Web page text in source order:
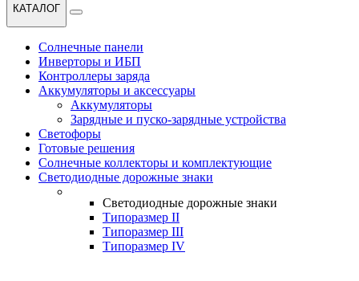
КАТАЛОГ
Солнечные панели
Инверторы и ИБП
Контроллеры заряда
Аккумуляторы и аксессуары
Аккумуляторы
Зарядные и пуско-зарядные устройства
Светофоры
Готовые решения
Солнечные коллекторы и комплектующие
Светодиодные дорожные знаки
Светодиодные дорожные знаки
Типоразмер II
Типоразмер III
Типоразмер IV